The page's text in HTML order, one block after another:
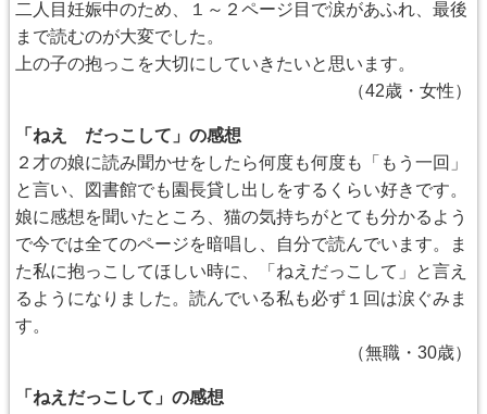
二人目妊娠中のため、１～２ページ目で涙があふれ、最後
まで読むのが大変でした。
上の子の抱っこを大切にしていきたいと思います。
（42歳・女性）
「ねえ だっこして」の感想
２才の娘に読み聞かせをしたら何度も何度も「もう一回」
と言い、図書館でも園長貸し出しをするくらい好きです。
娘に感想を聞いたところ、猫の気持ちがとても分かるよう
で今では全てのページを暗唱し、自分で読んでいます。ま
た私に抱っこしてほしい時に、「ねえだっこして」と言え
るようになりました。読んでいる私も必ず１回は涙ぐみま
す。
（無職・30歳）
「ねえだっこして」の感想